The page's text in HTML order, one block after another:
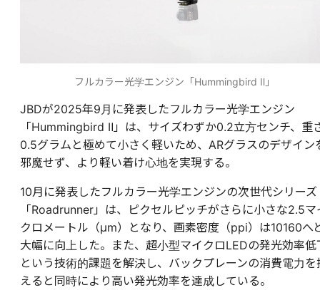
フルカラー光学エンジン「Hummingbird Ⅱ」
JBDが2025年9月に発表したフルカラー光学エンジン
「Hummingbird Ⅱ」は、サイズわずか0.2立方センチ、重
0.5グラムと極めて小さく軽いため、ARグラスのデザイン
邪魔せず、より軽い着け心地を実現する。
10月に発表したフルカラー光学エンジンの次世代シリーズ
「Roadrunner」は、ピクセルピッチがさらに小さな2.5マ
クロメートル（μm）となり、画素密度（ppi）は10160へ
大幅に向上した。また、超小型マイクロLEDの発光効率低
という技術的課題を解決し、バックプレーンの消費電力を
えると同時により高い発光効率を達成している。